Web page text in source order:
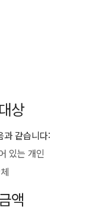
상
과 같습니다:
있는 개인
액